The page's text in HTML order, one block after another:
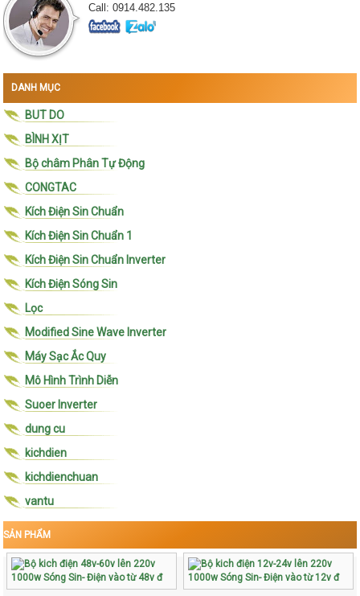
Call: 0914.482.135
DANH MỤC
BUT DO
BÌNH XỊT
Bộ châm Phân Tự Động
CONGTAC
Kích Điện Sin Chuẩn
Kích Điện Sin Chuẩn 1
Kích Điện Sin Chuẩn Inverter
Kích Điện Sóng Sin
Lọc
Modified Sine Wave Inverter
Máy Sạc Ắc Quy
Mô Hình Trình Diễn
Suoer Inverter
dung cu
kichdien
kichdienchuan
vantu
SẢN PHẨM